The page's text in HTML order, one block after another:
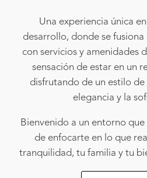
Una experiencia única
desarrollo, donde se
con servicios y amenidades
sensación de estar en un
disfrutando de un estilo
elegancia y la
Bienvenido a un entorno
de enfocarte en lo que
tranquilidad, tu familia y tu